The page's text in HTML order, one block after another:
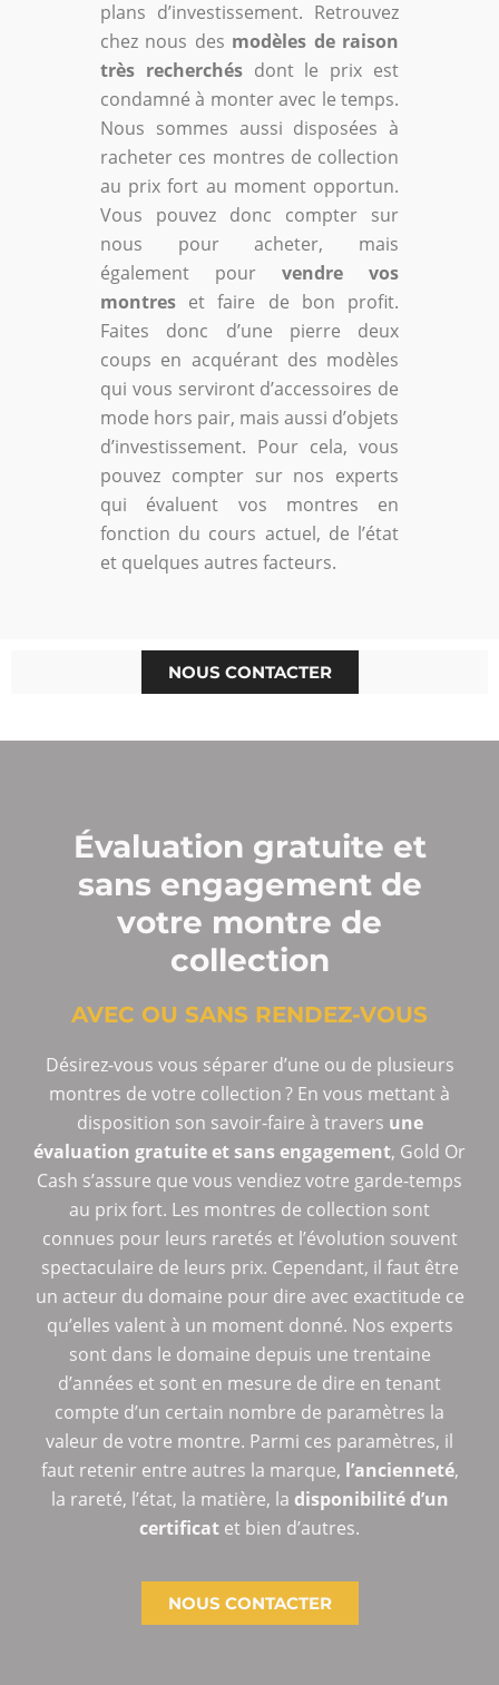
plans d’investissement. Retrouvez
chez nous des modèles de raison
très recherchésdont le prix est
condamné à monter avec le temps.
Nous sommes aussi disposées à
racheter ces montres de collection
au prix fort au moment opportun.
Vous pouvez donc compter sur
nous pour acheter, mais
également pour vendre vos
montres et faire de bon profit.
Faites donc d’une pierre deux
coups en acquérant des modèles
qui vous serviront d’accessoires de
mode hors pair, mais aussi d’objets
d’investissement. Pour cela, vous
pouvez compter sur nos experts
qui évaluent vos montres en
fonction du cours actuel, de l’état
et quelques autres facteurs.
NOUS CONTACTER
Évaluation gratuite et
sans engagement de
votre montre de
collection
AVEC OU SANS RENDEZ-VOUS
Désirez-vous vous séparer d’une ou de plusieurs
montres de votre collection ? En vous mettant à
disposition son savoir-faire à travers une
évaluation gratuite et sans engagement, Gold Or
Cash s’assure que vous vendiez votre garde-temps
au prix fort. Les montres de collection sont
connues pour leurs raretés et l’évolution souvent
spectaculaire de leurs prix. Cependant, il faut être
un acteur du domaine pour dire avec exactitude ce
qu’elles valent à un moment donné. Nos experts
sont dans le domaine depuis une trentaine
d’années et sont en mesure de dire en tenant
compte d’un certain nombre de paramètres la
valeur de votre montre. Parmi ces paramètres, il
faut retenir entre autres la marque, l’ancienneté,
la rareté, l’état, la matière, la disponibilité d’un
certificat et bien d’autres.
NOUS CONTACTER